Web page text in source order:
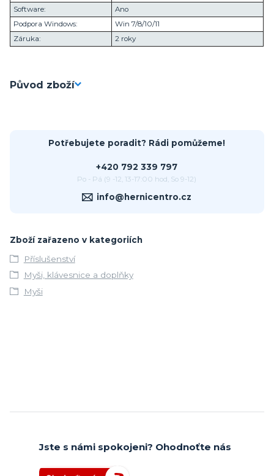
Software:
Ano
Podpora Windows:
Win 7/8/10/11
Záruka:
2 roky
Původ zboží
Potřebujete poradit? Rádi pomůžeme!
+420 792 339 797
Po - Pá (9 -12, 13-17:00 hod, So 9-12)
info@hernicentro.cz
Zboží zařazeno v kategoriích
Příslušenství
Myši, klávesnice a doplňky
Myši
Jste s námi spokojeni? Ohodnoťte nás